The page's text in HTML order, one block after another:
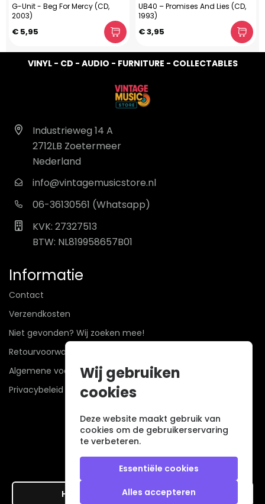
G-Unit - Beg For Mercy (CD,
2003)
€ 5,95
UB40 – Promises And Lies (CD,
1993)
€ 3,95
VINYL - CD - AUDIO - FURNITURE - COLLECTABLES
Industrieweg 14 A
2712LB Zoetermeer
Nederland
info@vintagemusicstore.nl
06-36130561 (Whatsapp)
KVK: 27327513
BTW: NL819958657B01
Informatie
Contact
Verzendkosten
Niet gevonden? Wij zoeken mee!
Retourvoorwaarden
Algemene voorwaarden
Privacybeleid
Hier de overeenkomst ontbinden
Wij gebruiken
cookies
Deze website maakt gebruik van
cookies om de gebruikerservaring
te verbeteren.
Essentiële cookies
Alles accepteren